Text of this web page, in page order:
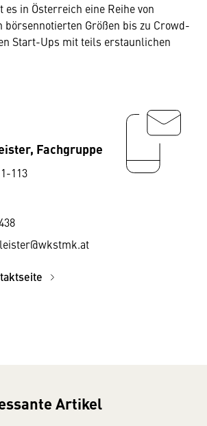
in Österreich eine Reihe von
börsennotierten Größen bis zu Crowd-
Start-Ups mit teils erstaunlichen
Fachgruppe
113
Artikel